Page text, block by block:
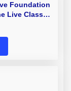
Foundation
Live Classes